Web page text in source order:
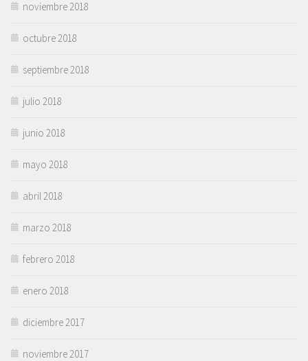
noviembre 2018
octubre 2018
septiembre 2018
julio 2018
junio 2018
mayo 2018
abril 2018
marzo 2018
febrero 2018
enero 2018
diciembre 2017
noviembre 2017